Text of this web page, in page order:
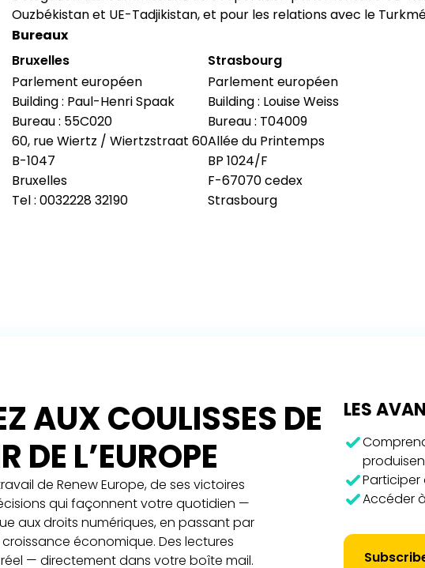
Ouzbékistan et UE-Tadjikistan, et pour les relations avec le
Bureaux
Bruxelles
Parlement européen
Building : Paul-Henri Spaak
Bureau : 55C020
60, rue Wiertz / Wiertzstraat 60
B-1047
Bruxelles
Tel : 0032228 32190
Strasbourg
Parlement européen
Building : Louise Weiss
Bureau : T04009
Allée du Printemps
BP 1024/F
F-67070 cedex
Strasbourg
AUX COULISSES DE
DE L’EUROPE
de Renew Europe, de ses victoires
qui façonnent votre quotidien —
aux droits numériques, en passant par
économique. Des lectures
— directement dans votre boîte mail.
LES
Accéder